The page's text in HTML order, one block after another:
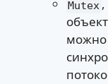
Mutex ,
можно